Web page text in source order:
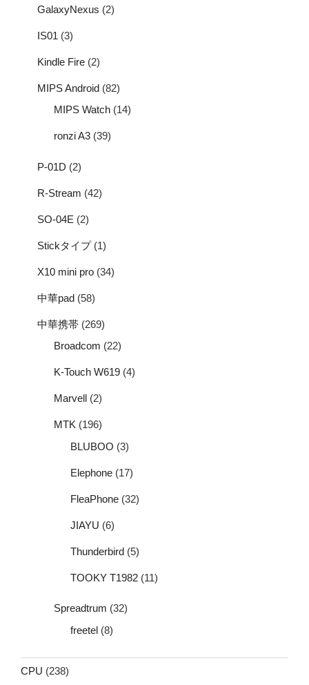
GalaxyNexus (2)
IS01 (3)
Kindle Fire (2)
MIPS Android (82)
MIPS Watch (14)
ronzi A3 (39)
P-01D (2)
R-Stream (42)
SO-04E (2)
Stickタイプ(1)
X10 mini pro (34)
中華pad (58)
中華携帯 (269)
Broadcom (22)
K-Touch W619 (4)
Marvell (2)
MTK (196)
BLUBOO (3)
Elephone (17)
FleaPhone (32)
JIAYU (6)
Thunderbird (5)
TOOKY T1982 (11)
Spreadtrum (32)
freetel (8)
CPU (238)